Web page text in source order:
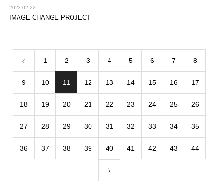
2023.02.22
IMAGE CHANGE PROJECT
1 2 3 4 5 6 7 8
9 10 11 12 13 14 15 16 17
18 19 20 21 22 23 24 25 26
27 28 29 30 31 32 33 34 35
36 37 38 39 40 41 42 43 44